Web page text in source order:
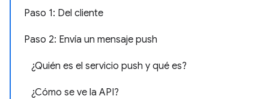
Paso 1: Del cliente
Paso 2: Envía un mensaje push
¿Quién es el servicio push y qué es?
¿Cómo se ve la API?